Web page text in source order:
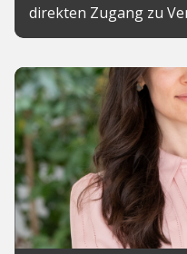
direkten Zugang zu